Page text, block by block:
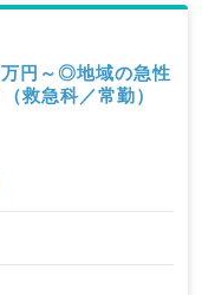
円～◎地域の急性
救急科／常勤）